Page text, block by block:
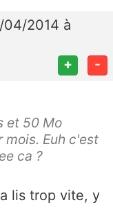
2014 à
+ -
et 50 Mo
mois. Euh c'est
ca ?
lis trop vite, y